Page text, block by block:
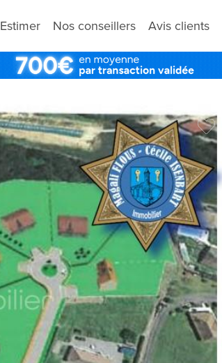
Estimer Nos conseillers Avis clients